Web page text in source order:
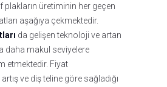
plakların üretiminin her geçen
aşağıya çekmektedir.
da gelişen teknoloji ve artan
daha makul seviyelere
etmektedir. Fiyat
ve diş teline göre sağladığı